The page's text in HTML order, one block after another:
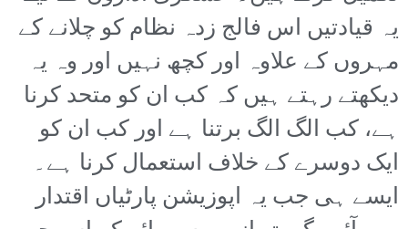
یہ قیادتیں اس فالج زدہ نظام کو چلانے کے
مہروں کے علاوہ اور کچھ نہیں اور وہ یہ
دیکھتے رہتے ہیں کہ کب ان کو متحد کرنا
ہے، کب الگ الگ برتنا ہے اور کب ان کو
ایک دوسرے کے خلاف استعمال کرنا ہے۔
ایسے ہی جب یہ اپوزیشن پارٹیاں اقتدار